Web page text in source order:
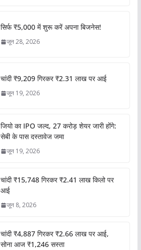
सिर्फ ₹5,000 में शुरू करें अपना बिजनेस!
जून 28, 2026
चांदी ₹9,209 गिरकर ₹2.31 लाख पर आई
जून 19, 2026
जियो का IPO जल्द, 27 करोड़ शेयर जारी होंगे:
सेबी के पास दस्तावेज जमा
जून 19, 2026
चांदी ₹15,748 गिरकर ₹2.41 लाख किलो पर
आई
जून 8, 2026
चांदी ₹4,887 गिरकर ₹2.66 लाख पर आई,
सोना आज ₹1,246 सस्ता